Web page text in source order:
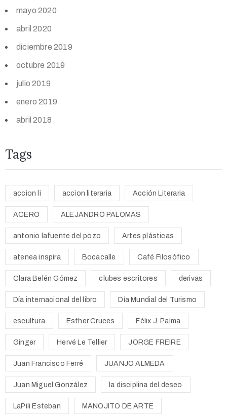
mayo 2020
abril 2020
diciembre 2019
octubre 2019
julio 2019
enero 2019
abril 2018
Tags
accion li accion literaria Acción Literaria
ACERO ALEJANDRO PALOMAS
antonio lafuente del pozo Artes plásticas
atenea inspira Bocacalle Café Filosófico
Clara Belén Gómez clubes escritores derivas
Día internacional del libro Día Mundial del Turismo
escultura Esther Cruces Félix J. Palma
Ginger Hervé Le Tellier JORGE FREIRE
Juan Francisco Ferré JUANJO ALMEDA
Juan Miguel González la disciplina del deseo
LaPili Esteban MANOJITO DE ARTE